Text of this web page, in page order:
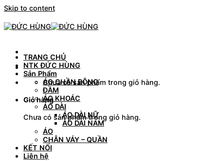
Skip to content
Chưa có sản phẩm trong giỏ hàng.
Giỏ hàng
Chưa có sản phẩm trong giỏ hàng.
TRANG CHỦ
NTK ĐỨC HÙNG
Sản Phẩm
ÁO CHẦN BÔNG
ĐẦM
ÁO KHOÁC
ÁO DÀI
ÁO DÀI NỮ
ÁO DÀI NAM
ÁO
CHÂN VÁY – QUẦN
KẾT NỐI
Liên hệ